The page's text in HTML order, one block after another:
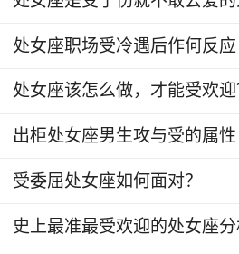
自大和狂妄。在2024年，狮
可能会变得更加突出，引起他
不屑一顾，这种行为很容易让
此外，狮子座还常常喜欢炫耀
且鲜明的性格特点和行为习惯
处女座职场受冷遇后作何反应
处女座该怎么做，才能受欢迎
出柜处女座男生攻与受的属性
受委屈处女座如何面对？
史上最准最受欢迎的处女座